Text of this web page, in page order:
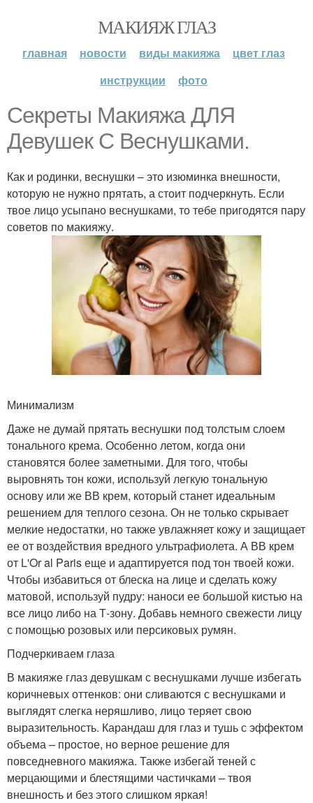
МАКИЯЖ ГЛАЗ
главная новости виды макияжа
цвет глаз
инструкции
фото
Секреты Макияжа ДЛЯ
Девушек С Веснушками.
Как и родинки, веснушки – это изюминка внешности,
которую не нужно прятать, а стоит подчеркнуть. Если
твое лицо усыпано веснушками, то тебе пригодятся пару
советов по макияжу.
Минимализм
Даже не думай прятать веснушки под толстым слоем
тонального крема. Особенно летом, когда они
становятся более заметными. Для того, чтобы
выровнять тон кожи, используй легкую тональную
основу или же ВВ крем, который станет идеальным
решением для теплого сезона. Он не только скрывает
мелкие недостатки, но также увлажняет кожу и защищает
ее от воздействия вредного ультрафиолета. А ВВ крем
от L'Or al Paris еще и адаптируется под тон твоей кожи.
Чтобы избавиться от блеска на лице и сделать кожу
матовой, используй пудру: наноси ее большой кистью на
все лицо либо на Т-зону. Добавь немного свежести лицу
с помощью розовых или персиковых румян.
Подчеркиваем глаза
В макияже глаз девушкам с веснушками лучше избегать
коричневых оттенков: они сливаются с веснушками и
выглядят слегка неряшливо, лицо теряет свою
выразительность. Карандаш для глаз и тушь с эффектом
объема – простое, но верное решение для
повседневного макияжа. Также избегай теней с
мерцающими и блестящими частичками – твоя
внешность и без этого слишком яркая!